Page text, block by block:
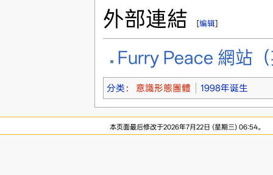
外部連結 [编辑]
Furry Peace 網站
分类 ： 意識形態團體 1998年诞生
本页面最后修改于2026年7月22日 (星期三) 06:54。